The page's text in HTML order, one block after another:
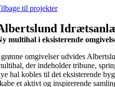
Skip
content
til projekter
multihal i eksisterende
omgivelser udvides
der indeholder tribune,
hal kobles til det eksisterende
et aktivt og inspirerende